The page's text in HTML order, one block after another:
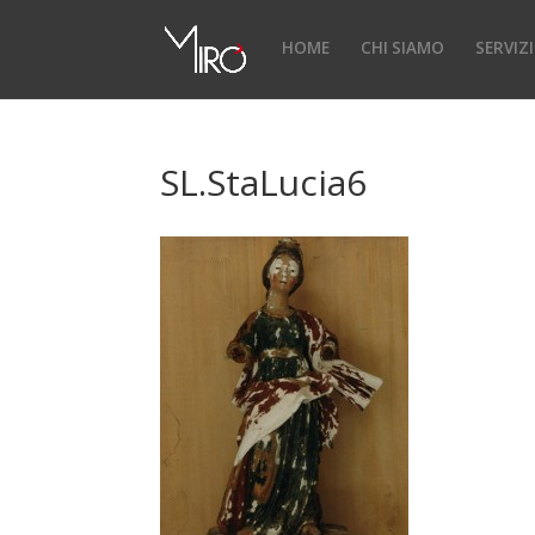
HOME CHI SIAMO SERVIZI
SL.StaLucia6